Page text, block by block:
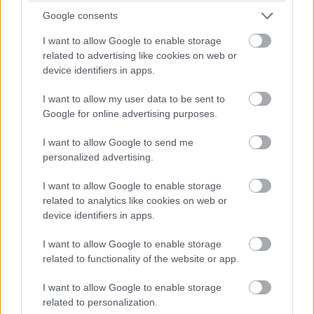
Google consents
I want to allow Google to enable storage
related to advertising like cookies on web or
device identifiers in apps.
I want to allow my user data to be sent to
Google for online advertising purposes.
I want to allow Google to send me
personalized advertising.
I want to allow Google to enable storage
related to analytics like cookies on web or
device identifiers in apps.
I want to allow Google to enable storage
related to functionality of the website or app.
I want to allow Google to enable storage
related to personalization.
Balogh Tamás
Nem tud úrrá lenni a fékproblémákon a Cadillac
Hiába hoztak az F1-es Magyar Nagydíjra fejlesztést is hozzá,
továbbra is szenvednek a fékhűtési problémáktól a Cadillacnél –
ismerte el Valtteri Bottas. A gond a leglátványosabban
emiatt az első körökben. Ezért a Formula-1 új csapata a
Hungaroringre már új fékhűtő csatornával készült, de a
a problémát, így Bottas kiállni kényszerült.
A finn elismerte: a Magyar Nagydíjon bebizonyosodott, hogy